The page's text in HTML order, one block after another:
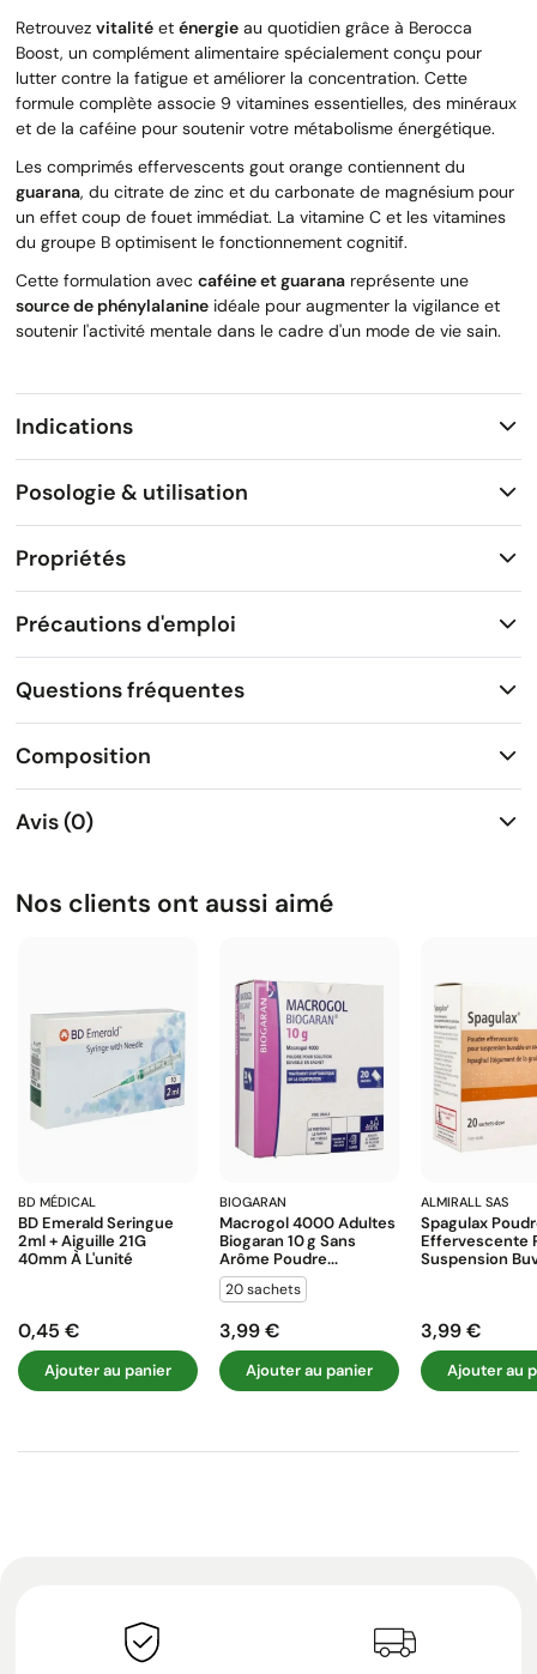
Retrouvez vitalité et énergie au quotidien grâce à Berocca
Boost, un complément alimentaire spécialement conçu pour
lutter contre la fatigue et améliorer la concentration. Cette
formule complète associe 9 vitamines essentielles, des minéraux
et de la caféine pour soutenir votre métabolisme énergétique.
Les comprimés effervescents gout orange contiennent du
guarana, du citrate de zinc et du carbonate de magnésium pour
un effet coup de fouet immédiat. La vitamine C et les vitamines
du groupe B optimisent le fonctionnement cognitif.
Cette formulation avec caféine et guarana représente une
source de phénylalanine idéale pour augmenter la vigilance et
soutenir l'activité mentale dans le cadre d'un mode de vie sain.
Indications
Posologie & utilisation
Propriétés
Précautions d'emploi
Questions fréquentes
Composition
Avis (0)
Nos clients ont aussi aimé
BD MÉDICAL
BD Emerald Seringue
2ml + Aiguille 21G
40mm À L'unité
Prix
0,45 €
Ajouter au panier
BIOGARAN
Macrogol 4000 Adultes
Biogaran 10 G Sans
Arôme Poudre...
20 sachets
Prix
3,99 €
Ajouter au panier
ALMIRALL SAS
Spagulax
Effervescente
Suspension
Prix
3,99 €
Ajouter au